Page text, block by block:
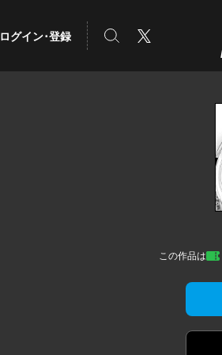
ログイン･登録 検索 X
この作品は